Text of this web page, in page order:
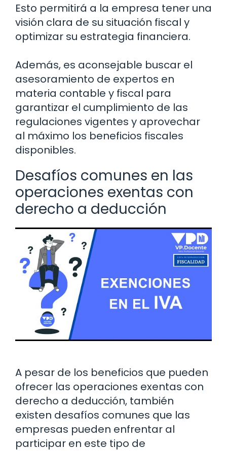
Esto permitirá a la empresa tener una
visión clara de su situación fiscal y
optimizar su estrategia financiera.
Además, es aconsejable buscar el
asesoramiento de expertos en
materia contable y fiscal para
garantizar el cumplimiento de las
regulaciones vigentes y aprovechar
al máximo los beneficios fiscales
disponibles.
Desafíos comunes en las
operaciones exentas con
derecho a deducción
A pesar de los beneficios que pueden
ofrecer las operaciones exentas con
derecho a deducción, también
existen desafíos comunes que las
empresas pueden enfrentar al
participar en este tipo de